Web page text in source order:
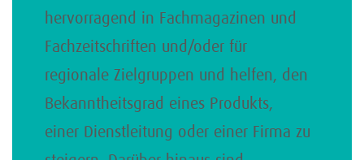
hervorragend in Fachmagazinen und
Fachzeitschriften und/oder für
regionale Zielgruppen und helfen, den
Bekanntheitsgrad eines Produkts,
einer Dienstleitung oder einer Firma zu